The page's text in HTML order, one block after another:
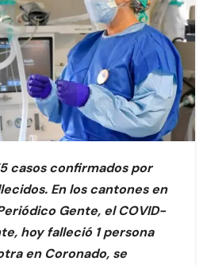
casos confirmados por
En los cantones en
Gente, el COVID-
hoy falleció 1 persona
en Coronado, se